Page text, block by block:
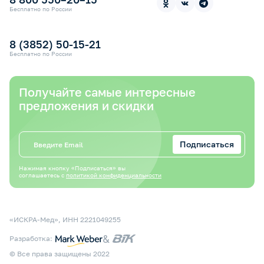
Прокат медицинской техники
Электронный сертификат СФР
Контакты
Бесплатно по России
8 (3852) 50-15-21
Бесплатно по России
Получайте самые интересные
предложения и скидки
Подписаться
Нажимая кнопку «Подписаться» вы
соглашаетесь с политикой конфиденциальности
«ИСКРА-Мед», ИНН 2221049255
Разработка: &
© Все права защищены 2022